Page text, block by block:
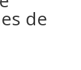
de